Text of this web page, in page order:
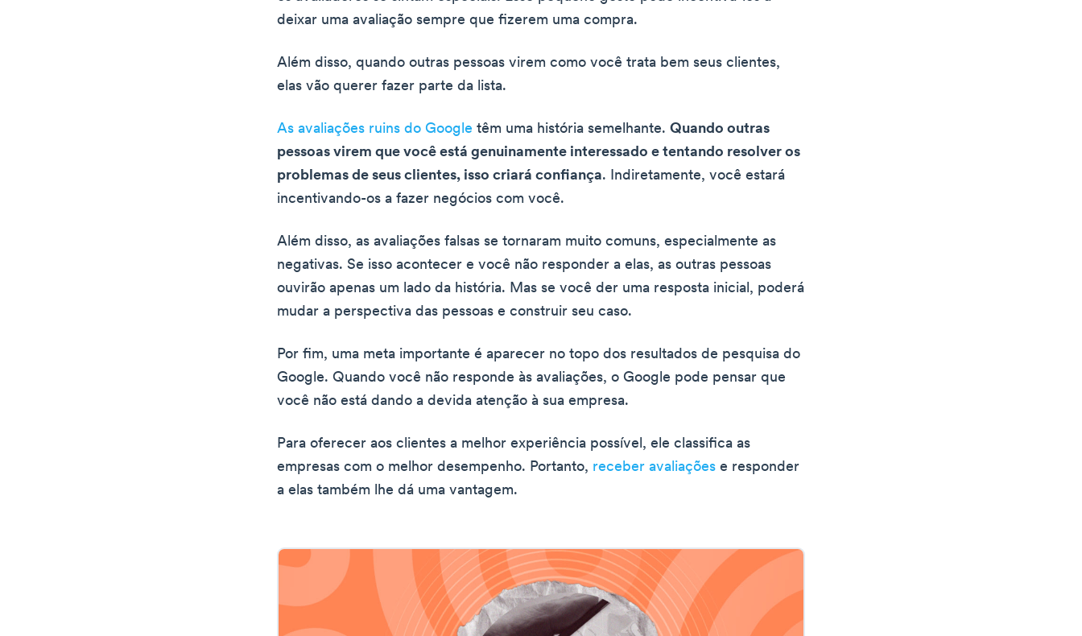
deixar uma avaliação sempre que fizerem uma compra.
Além disso, quando outras pessoas virem como você trata bem seus clientes,
elas vão querer fazer parte da lista.
As avaliações ruins do Google têm uma história semelhante. Quando outras
pessoas virem que você está genuinamente interessado e tentando resolver os
problemas de seus clientes, isso criará confiança. Indiretamente, você estará
incentivando-os a fazer negócios com você.
Além disso, as avaliações falsas se tornaram muito comuns, especialmente as
negativas. Se isso acontecer e você não responder a elas, as outras pessoas
ouvirão apenas um lado da história. Mas se você der uma resposta inicial, poderá
mudar a perspectiva das pessoas e construir seu caso.
Por fim, uma meta importante é aparecer no topo dos resultados de pesquisa do
Google. Quando você não responde às avaliações, o Google pode pensar que
você não está dando a devida atenção à sua empresa.
Para oferecer aos clientes a melhor experiência possível, ele classifica as
empresas com o melhor desempenho. Portanto, receber avaliações e responder
a elas também lhe dá uma vantagem.